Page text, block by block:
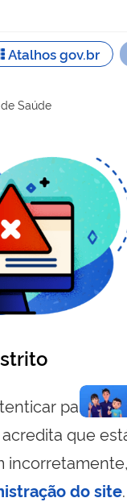
de navegação
Saúde
para
que
do site.